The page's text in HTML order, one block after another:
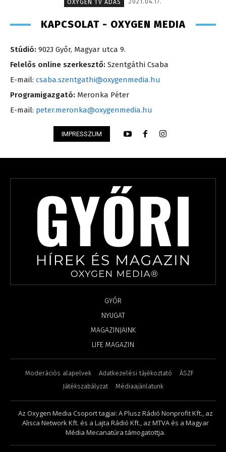
OXYGEN TV ADÁS
2021.04.17.
KAPCSOLAT - OXYGEN MEDIA
Stúdió: 9023 Győr, Magyar utca 9.
Felelős online szerkesztő: Szentgáthi Csaba
E-mail: csaba.szentgathi@oxygenmedia.hu
Programigazgató: Meronka Péter
E-mail: peter.meronka@oxygenmedia.hu
IMPRESSZUM
GYŐR
NYUGAT
MAGAZINJAINK
LIFE MAGAZIN
Moderációs alapelvek Adatkezelési tájékoztató
ÁSZF
Játékszabályzat
Médiaajánlatunk
Az Oxygen Media Csoport tagjai: A Plusz Rádió Nonprofit Kft., az
Alisca Network Kft. és a Lajta Rádió Kft., az MTVA és a Magyar
Média Mecanatúra támogatottja.